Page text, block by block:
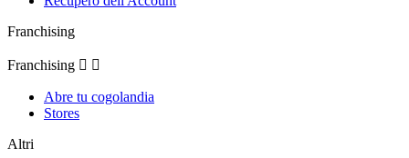
Franchising
Franchising  
Abre tu cogolandia
Stores
Altri